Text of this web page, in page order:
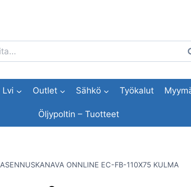
Lvi Outlet Sähkö Työkalut
Öljypoltin – Tuotteet
ASENNUSKANAVA ONNLINE EC-FB-110X75 KULMA